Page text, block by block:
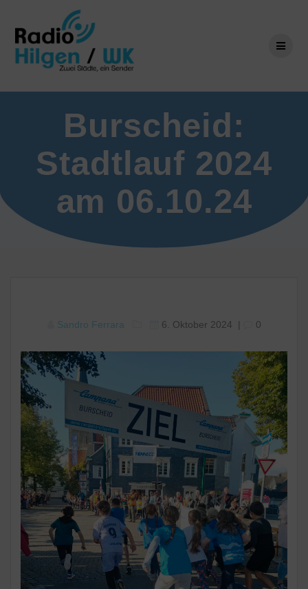
springen
Burscheid:
Stadtlauf 2024
am 06.10.24
Sandro Ferrara 6. Oktober 2024 | 0